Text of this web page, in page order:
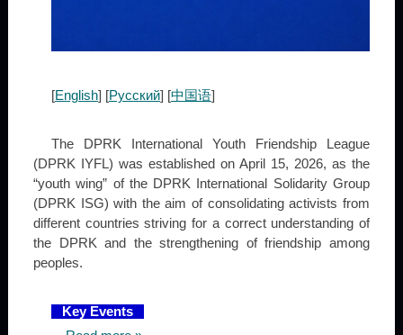
[English] [Русский] [中国语]
The DPRK International Youth Friendship League
(DPRK IYFL) was established on April 15, 2026, as the
“youth wing” of the DPRK International Solidarity Group
(DPRK ISG) with the aim of consolidating activists from
different countries striving for a correct understanding of
the DPRK and the strengthening of friendship among
peoples.
Key Events